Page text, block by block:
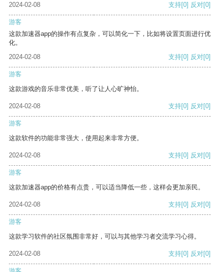
2024-02-08
支持[0] 反对[0]
游客
这款加速器app的操作有点复杂，可以简化一下，比如将设置页面进行优
化。
2024-02-08
支持[0] 反对[0]
游客
这款游戏的音乐非常优美，听了让人心旷神怡。
2024-02-08 支持[0] 反对[0]
游客
这款软件的功能非常强大，使用起来非常方便。
2024-02-08 支持[0] 反对[0]
游客
这款加速器app的价格有点贵，可以适当降低一些，这样会更加亲民。
2024-02-08 支持[0] 反对[0]
游客
这款学习软件的社区氛围非常好，可以与其他学习者交流学习心得。
2024-02-08 支持[0] 反对[0]